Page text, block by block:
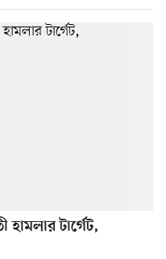
হামলার টার্গেট,